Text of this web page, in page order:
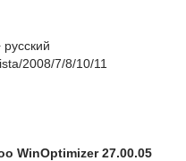
русский
2008/7/8/10/11
WinOptimizer 27.00.05